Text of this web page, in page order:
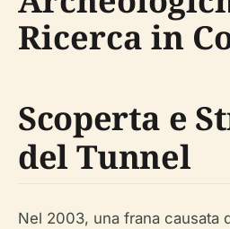
Ricerca in
Scoperta e
del Tunnel
Nel 2003, una frana causata